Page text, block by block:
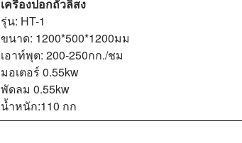
เครื่องปอกถั่วลิสง
รุ่น: HT-1
ขนาด: 1200*500*1200มม
เอาท์พุต: 200-250กก./ชม
มอเตอร์ 0.55kw
พัดลม 0.55kw
น้ำหนัก:110 กก